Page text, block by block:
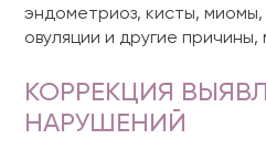
эндометриоз, кисты,
овуляции и другие
КОРРЕКЦИЯ
НАРУШЕНИЙ